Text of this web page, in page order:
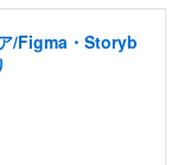
/Figma・Storyb